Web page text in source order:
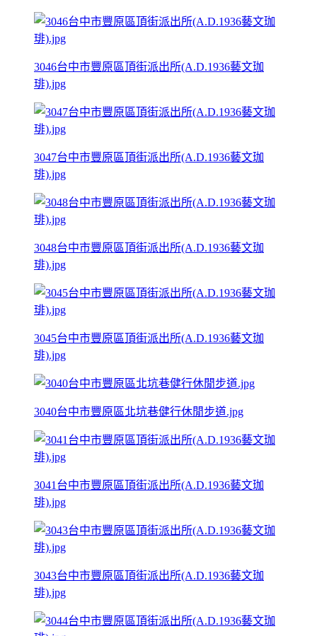
3046台中市豐原區頂街派出所(A.D.1936藝文珈
琲).jpg
3047台中市豐原區頂街派出所(A.D.1936藝文珈
琲).jpg
3048台中市豐原區頂街派出所(A.D.1936藝文珈
琲).jpg
3045台中市豐原區頂街派出所(A.D.1936藝文珈
琲).jpg
3040台中市豐原區北坑巷健行休閒步道.jpg
3041台中市豐原區頂街派出所(A.D.1936藝文珈
琲).jpg
3043台中市豐原區頂街派出所(A.D.1936藝文珈
琲).jpg